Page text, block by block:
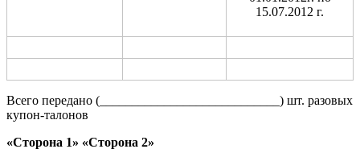
15.07.2012 г.
Всего передано (____________________________) шт. разовых
купон-талонов
«Сторона 1» «Сторона 2»